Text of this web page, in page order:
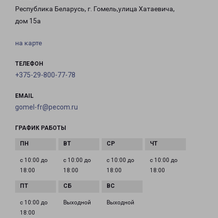
Республика Беларусь, г. Гомель,улица Хатаевича,
дом 15а
на карте
ТЕЛЕФОН
+375-29-800-77-78
EMAIL
gomel-fr@pecom.ru
ГРАФИК РАБОТЫ
с 10:00 до
18:00
с 10:00 до
18:00
с 10:00 до
18:00
с 10:00 до
18:00
с 10:00 до
18:00
Выходной Выходной